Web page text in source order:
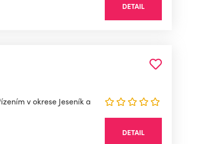
DETAIL
v okrese Jeseník a
DETAIL